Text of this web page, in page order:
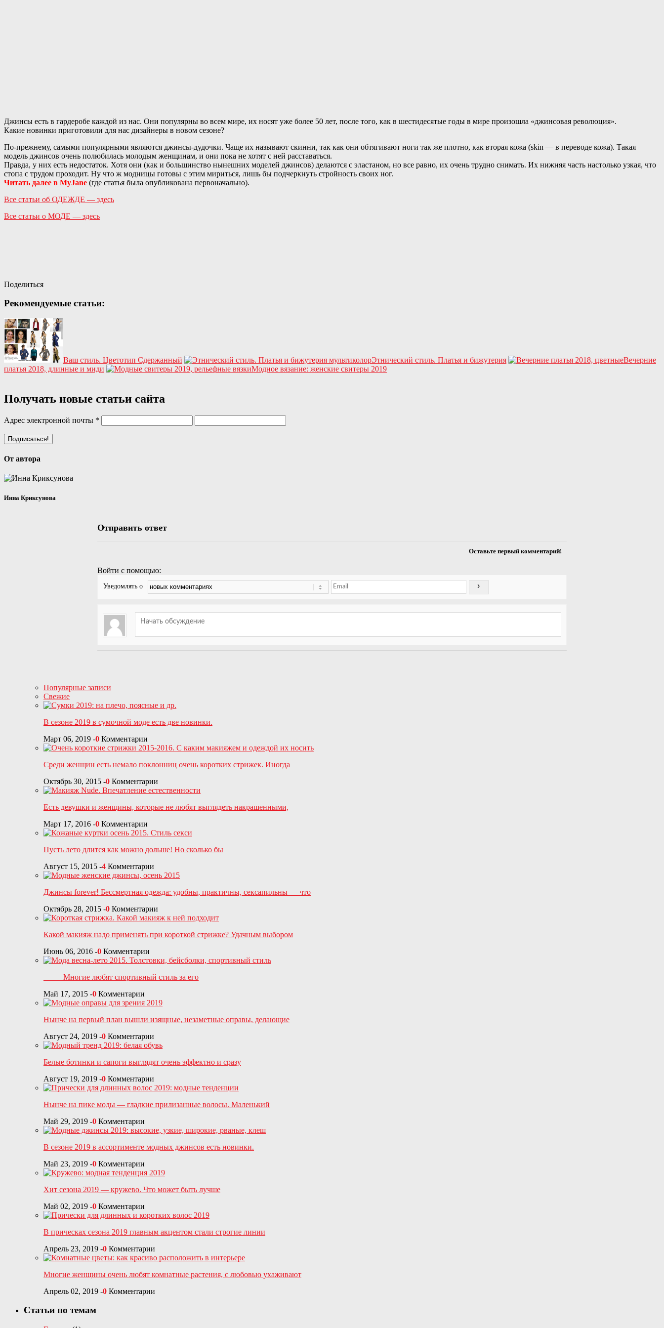
Джинсы есть в гардеробе каждой из нас. Они популярны во всем мире, их носят уже более 50 лет, после того, как в шестидесятые годы в мире произошла «джинсовая революция».
Какие новинки приготовили для нас дизайнеры в новом сезоне?
По-прежнему, самыми популярными являются джинсы-дудочки. Чаще их называют скинни, так как они обтягивают ноги так же плотно, как вторая кожа (skin — в переводе кожа). Такая
модель джинсов очень полюбилась молодым женщинам, и они пока не хотят с ней расставаться.
Правда, у них есть недостаток. Хотя они (как и большинство нынешних моделей джинсов) делаются с эластаном, но все равно, их очень трудно снимать. Их нижняя часть настолько узкая, что
стопа с трудом проходит. Ну что ж модницы готовы с этим мириться, лишь бы подчеркнуть стройность своих ног.
Читать далее в MyJane (где статья была опубликована первоначально).
Все статьи об ОДЕЖДЕ — здесь
Все статьи о МОДЕ — здесь
Поделиться
Рекомендуемые статьи:
Ваш стиль. Цветотип Сдержанный Этнический стиль. Платья и бижутерия
Вечерние
платья 2018, длинные и миди
Модное вязание: женские свитеры 2019
Получать новые статьи сайта
Адрес электронной почты *
От автора
Инна Криксунова
Отправить ответ
Оставьте первый комментарий!
Войти с помощью:
Уведомлять о
Популярные записи
Свежие
В сезоне 2019 в сумочной моде есть две новинки.
Март 06, 2019 -0 Комментарии
Среди женщин есть немало поклонниц очень коротких стрижек. Иногда
Октябрь 30, 2015 -0 Комментарии
Есть девушки и женщины, которые не любят выглядеть накрашенными,
Март 17, 2016 -0 Комментарии
Пусть лето длится как можно дольше! Но сколько бы
Август 15, 2015 -4 Комментарии
Джинсы forever! Бессмертная одежда: удобны, практичны, сексапильны — что
Октябрь 28, 2015 -0 Комментарии
Какой макияж надо применять при короткой стрижке? Удачным выбором
Июнь 06, 2016 -0 Комментарии
Многие любят спортивный стиль за его
Май 17, 2015 -0 Комментарии
Нынче на первый план вышли изящные, незаметные оправы, делающие
Август 24, 2019 -0 Комментарии
Белые ботинки и сапоги выглядят очень эффектно и сразу
Август 19, 2019 -0 Комментарии
Нынче на пике моды — гладкие прилизанные волосы. Маленький
Май 29, 2019 -0 Комментарии
В сезоне 2019 в ассортименте модных джинсов есть новинки.
Май 23, 2019 -0 Комментарии
Хит сезона 2019 — кружево. Что может быть лучше
Май 02, 2019 -0 Комментарии
В прическах сезона 2019 главным акцентом стали строгие линии
Апрель 23, 2019 -0 Комментарии
Многие женщины очень любят комнатные растения, с любовью ухаживают
Апрель 02, 2019 -0 Комментарии
Статьи по темам